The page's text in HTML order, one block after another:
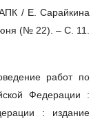
/ Е. Сарайкина
(№ 22). – С. 11.
работ по
Федерации :
: издание